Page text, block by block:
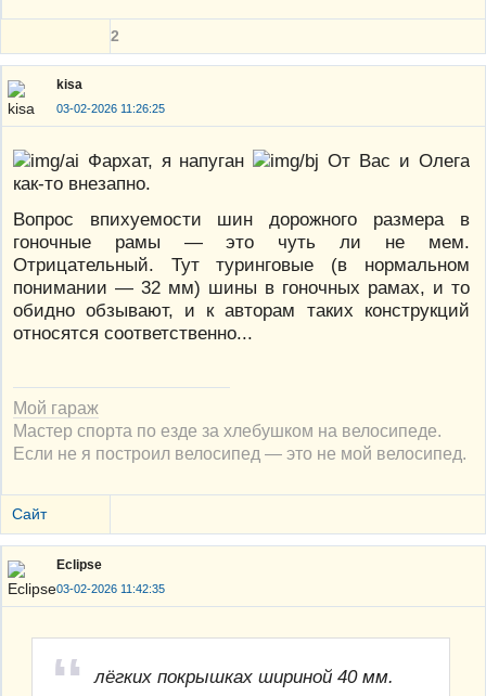
2
kisa
03-02-2026 11:26:25
Фархат, я напуган
От Вас и Олега
как-то внезапно.
Вопрос впихуемости шин дорожного размера в
гоночные рамы — это чуть ли не мем.
Отрицательный. Тут туринговые (в нормальном
понимании — 32 мм) шины в гоночных рамах, и то
обидно обзывают, и к авторам таких конструкций
относятся соответственно...
Мой гараж
Мастер спорта по езде за хлебушком на велосипеде.
Если не я построил велосипед — это не мой велосипед.
Сайт
Eclipse
03-02-2026 11:42:35
лёгких покрышках шириной 40 мм.